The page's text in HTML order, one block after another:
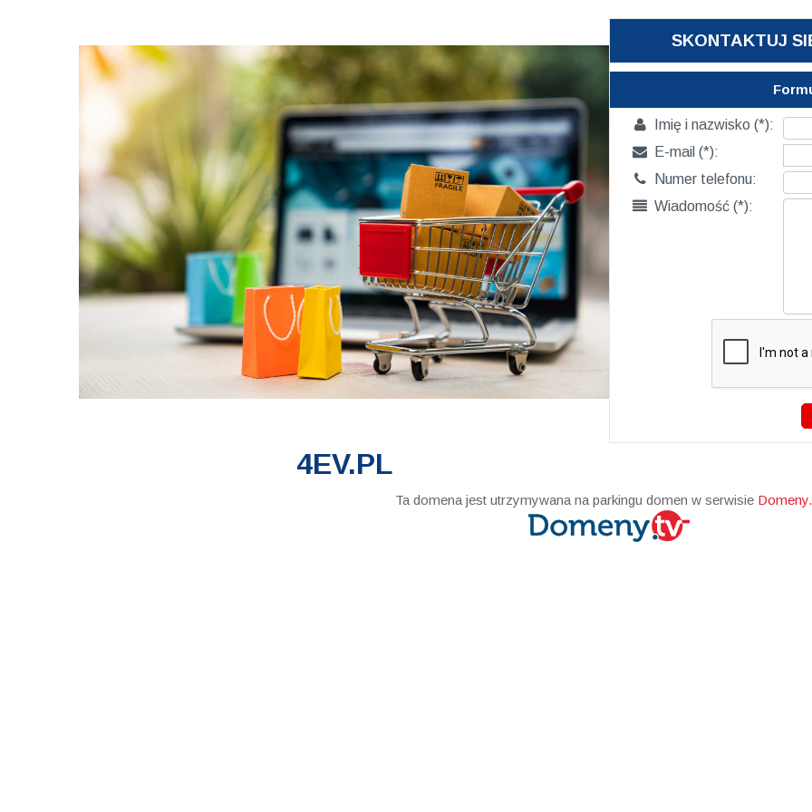
4EV.PL
SKONTAKTUJ
 Imię i nazwisko (*):
 E-mail (*):
 Numer telefonu:
 Wiadomość (*):
Ta domena jest utrzymywana na parkingu domen w serwisie